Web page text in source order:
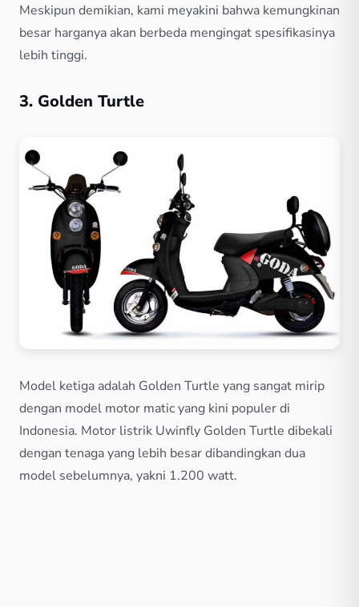
Meskipun demikian, kami meyakini bahwa kemungkinan
besar harganya akan berbeda mengingat spesifikasinya
lebih tinggi.
3. Golden Turtle
Model ketiga adalah Golden Turtle yang sangat mirip
dengan model motor matic yang kini populer di
Indonesia. Motor listrik Uwinfly Golden Turtle dibekali
dengan tenaga yang lebih besar dibandingkan dua
model sebelumnya, yakni 1.200 watt.